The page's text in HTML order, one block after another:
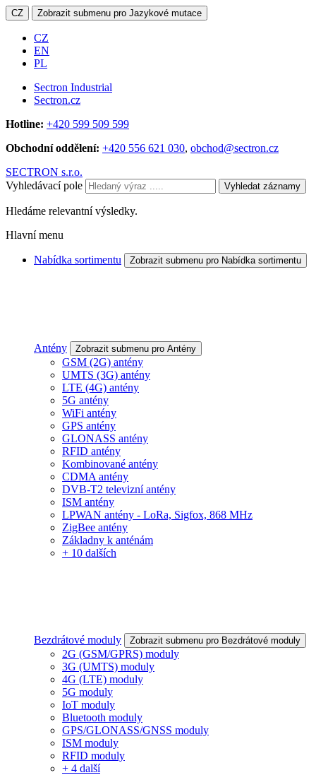
CZ Zobrazit submenu pro Jazykové mutace
CZ
EN
PL
Sectron Industrial
Sectron.cz
Hotline: +420 599 509 599
Obchodní oddělení: +420 556 621 030, obchod@sectron.cz
SECTRON s.r.o.
Vyhledávací pole
Vyhledat záznamy
Hledáme relevantní výsledky.
Hlavní menu
Nabídka sortimentu Zobrazit submenu pro Nabídka sortimentu
Antény Zobrazit submenu pro Antény
GSM (2G) antény
UMTS (3G) antény
LTE (4G) antény
5G antény
WiFi antény
GPS antény
GLONASS antény
RFID antény
Kombinované antény
CDMA antény
DVB-T2 televizní antény
ISM antény
LPWAN antény - LoRa, Sigfox, 868 MHz
ZigBee antény
Základny k anténám
+ 10 dalších
Bezdrátové moduly Zobrazit submenu pro Bezdrátové moduly
2G (GSM/GPRS) moduly
3G (UMTS) moduly
4G (LTE) moduly
5G moduly
IoT moduly
Bluetooth moduly
GPS/GLONASS/GNSS moduly
ISM moduly
RFID moduly
+ 4 další